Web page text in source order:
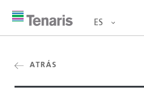
y Servicios
ES
ATRÁS